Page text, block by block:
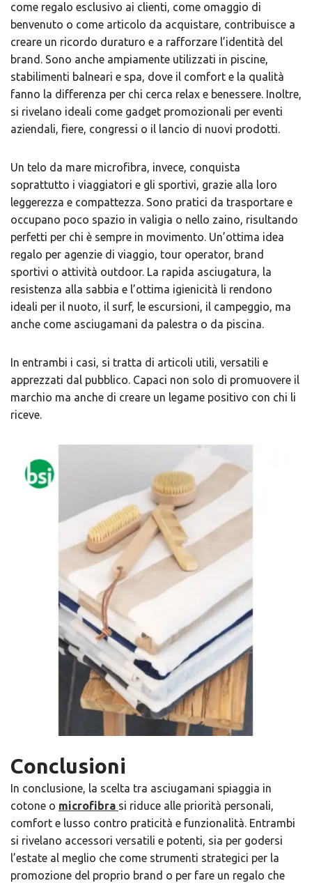
come regalo esclusivo ai clienti, come omaggio di
benvenuto o come articolo da acquistare, contribuisce a
creare un ricordo duraturo e a rafforzare l’identità del
brand. Sono anche ampiamente utilizzati in piscine,
stabilimenti balneari e spa, dove il comfort e la qualità
fanno la differenza per chi cerca relax e benessere. Inoltre,
si rivelano ideali come gadget promozionali per eventi
aziendali, fiere, congressi o il lancio di nuovi prodotti.
Un ​telo da mare microfibra, invece, conquista
soprattutto i viaggiatori e gli sportivi, grazie alla loro
leggerezza e compattezza. Sono pratici da trasportare e
occupano poco spazio in valigia o nello zaino, risultando
perfetti per chi è sempre in movimento. Un’ottima idea
regalo per agenzie di viaggio, tour operator, brand
sportivi o attività outdoor. La rapida asciugatura, la
resistenza alla sabbia e l’ottima igienicità li rendono
ideali per il nuoto, il surf, le escursioni, il campeggio, ma
anche come asciugamani da palestra o da piscina.
In entrambi i casi, si tratta di articoli utili, versatili e
apprezzati dal pubblico. Capaci non solo di promuovere il
marchio ma anche di creare un legame positivo con chi li
riceve.
Conclusioni
In conclusione, la scelta tra asciugamani spiaggia in
cotone o microfibra si riduce alle priorità personali,
comfort e lusso contro praticità e funzionalità. Entrambi
si rivelano accessori versatili e potenti, sia per godersi
l’estate al meglio che come strumenti strategici per la
promozione del proprio brand o per fare un regalo che